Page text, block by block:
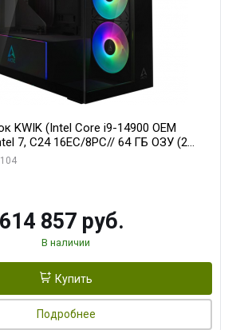
KWIK (Intel Core i9-14900 OEM
7, C24 16EC/8PC// 64 ГБ ОЗУ (2
24GB GDDR6X 384-Bit 3xDP
614 857 руб.
В наличии
Купить
Подробнее